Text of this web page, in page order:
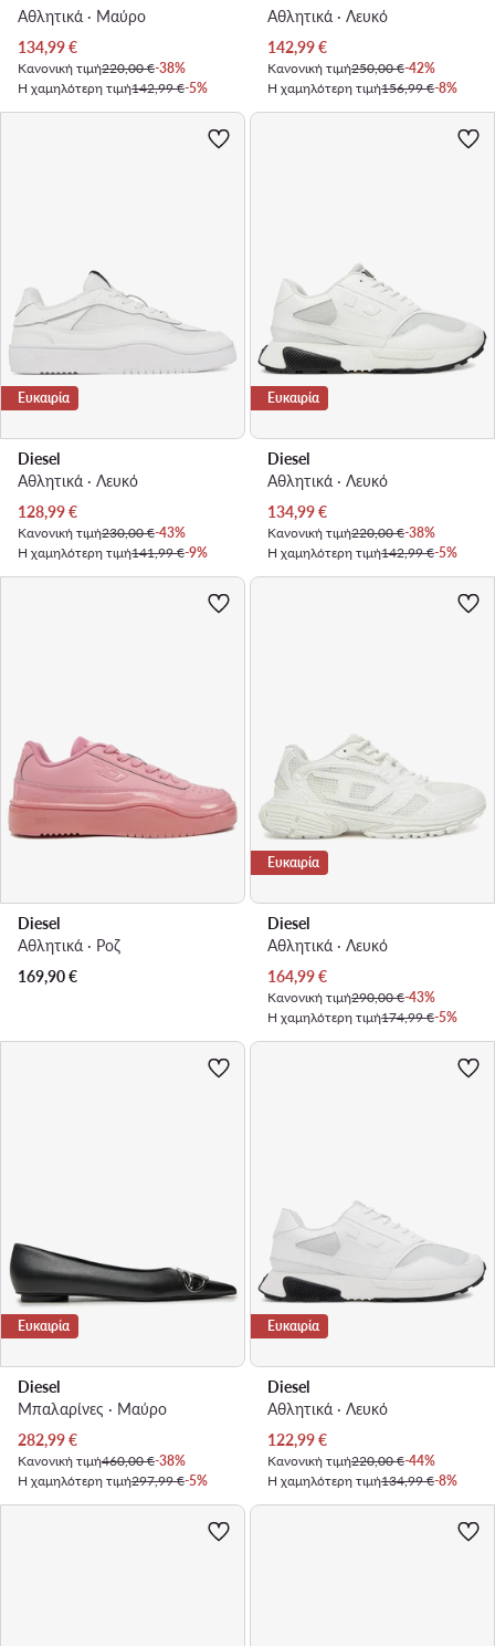
Αθλητικά · Μαύρο
Τρέχουσα τιμή
134,99€
Κανονική τιμή220,00 €-38%
Η χαμηλότερη τιμή142,99 €-5%
Αθλητικά · Λευκό
Τρέχουσα τιμή
142,99€
Κανονική τιμή250,00 €-42%
Η χαμηλότερη τιμή156,99 €-8%
Ευκαιρία
Diesel
Αθλητικά · Λευκό
Τρέχουσα τιμή
128,99€
Κανονική τιμή230,00 €-43%
Η χαμηλότερη τιμή141,99 €-9%
Ευκαιρία
Diesel
Αθλητικά · Λευκό
Τρέχουσα τιμή
134,99€
Κανονική τιμή220,00 €-38%
Η χαμηλότερη τιμή142,99 €-5%
Diesel
Αθλητικά · Ροζ
169,90€
Ευκαιρία
Diesel
Αθλητικά · Λευκό
Τρέχουσα τιμή
164,99€
Κανονική τιμή290,00 €-43%
Η χαμηλότερη τιμή174,99 €-5%
Ευκαιρία
Diesel
Μπαλαρίνες · Μαύρο
Τρέχουσα τιμή
282,99€
Κανονική τιμή460,00 €-38%
Η χαμηλότερη τιμή297,99 €-5%
Ευκαιρία
Diesel
Αθλητικά · Λευκό
Τρέχουσα τιμή
122,99€
Κανονική τιμή220,00 €-44%
Η χαμηλότερη τιμή134,99 €-8%